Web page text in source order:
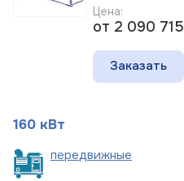
Цена:
от 2 090 715
Заказать
160 кВт
передвижные